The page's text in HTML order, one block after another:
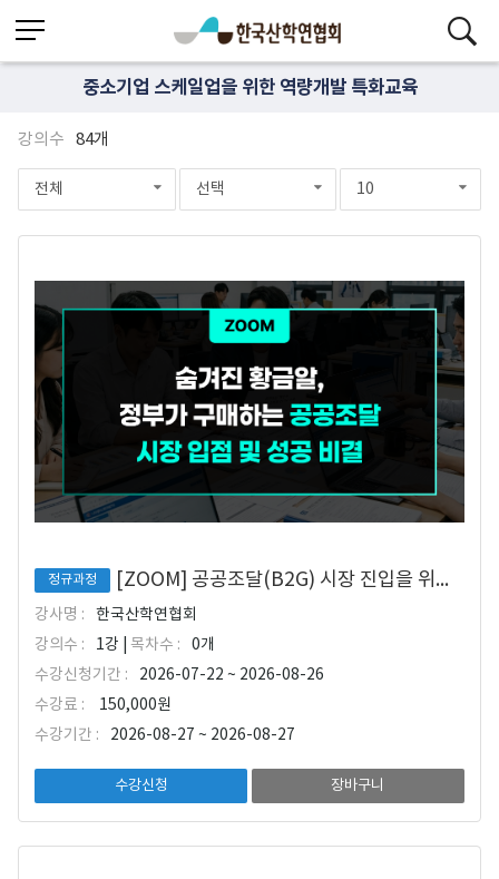
중소기업 스케일업을 위한 역량개발 특화교육
강의수 84개
전체 선택 10
정규과정 [ZOOM] 공공조달(B2G) 시장 진입을 위한 기술인증 전략 및 판로개척 로드맵
강사명 :
한국산학연협회
강의수 :
1강 | 목차수 :
0개
수강신청기간 :
2026-07-22 ~ 2026-08-26
수강료 :
150,000원
수강기간 :
2026-08-27 ~ 2026-08-27
수강신청 장바구니